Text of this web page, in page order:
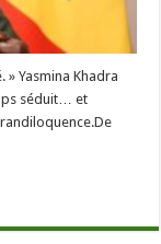
» Yasmina Khadra
séduit… et